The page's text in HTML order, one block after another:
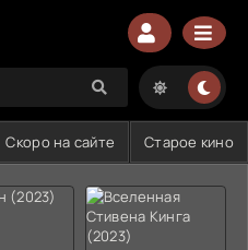
Скоро на сайте Старое кино